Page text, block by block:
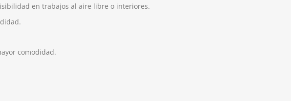
en trabajos al aire libre o interiores.
comodidad.